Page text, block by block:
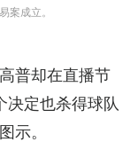
案成立。
普却在直播节
决定也杀得球队
示。